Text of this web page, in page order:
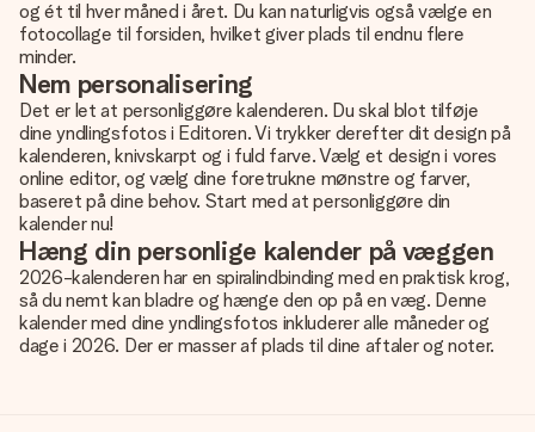
og ét til hver måned i året. Du kan naturligvis også vælge en
fotocollage til forsiden, hvilket giver plads til endnu flere
minder.
Nem personalisering
Det er let at personliggøre kalenderen. Du skal blot tilføje
dine yndlingsfotos i Editoren. Vi trykker derefter dit design på
kalenderen, knivskarpt og i fuld farve. Vælg et design i vores
online editor, og vælg dine foretrukne mønstre og farver,
baseret på dine behov. Start med at personliggøre din
kalender nu!
Hæng din personlige kalender på væggen
2026-kalenderen har en spiralindbinding med en praktisk krog,
så du nemt kan bladre og hænge den op på en væg. Denne
kalender med dine yndlingsfotos inkluderer alle måneder og
dage i 2026. Der er masser af plads til dine aftaler og noter.